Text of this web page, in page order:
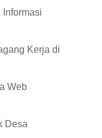
Informasi
Kerja di
Web
Desa